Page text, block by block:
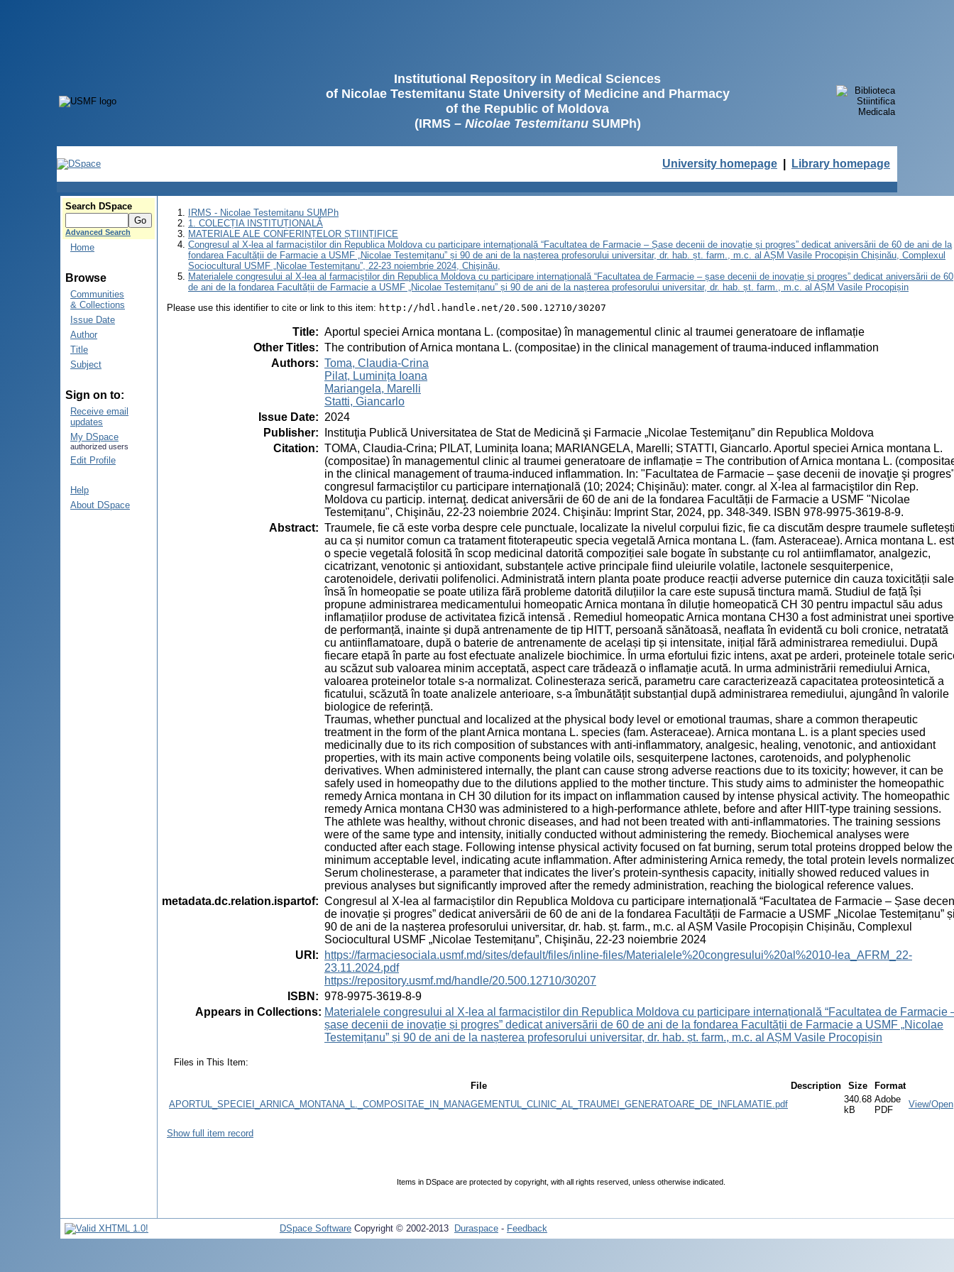
Institutional Repository in Medical Sciences
of Nicolae Testemitanu State University of Medicine and Pharmacy
of the Republic of Moldova
(IRMS – Nicolae TestemitanuSUMPh)
University homepage Library homepage
Search DSpace
Advanced Search
Home
Browse
Communities
& Collections
Issue Date
Author
Title
Subject
Sign on to:
Receive email
updates
My DSpace
authorized users
Edit Profile
Help
About DSpace
IRMS - Nicolae Testemitanu SUMPh
1. COLECȚIA INSTITUȚIONALĂ
MATERIALE ALE CONFERINȚELOR ȘTIINȚIFICE
Congresul al X-lea al farmaciștilor din Republica Moldova cu participare internațională “Facultatea de Farmacie – Șase decenii de inovație și progres” dedicat aniversării de 60 de ani de la
fondarea Facultății de Farmacie a USMF „Nicolae Testemițanu” și 90 de ani de la nașterea profesorului universitar, dr. hab. șt. farm., m.c. al AȘM Vasile Procopișin Chișinău, Complexul
Sociocultural USMF „Nicolae Testemițanu”, 22-23 noiembrie 2024, Chişinău,
Materialele congresului al X-lea al farmaciștilor din Republica Moldova cu participare internațională “Facultatea de Farmacie – șase decenii de inovație și progres” dedicat aniversării de 60
de ani de la fondarea Facultății de Farmacie a USMF „Nicolae Testemițanu” și 90 de ani de la nașterea profesorului universitar, dr. hab. șt. farm., m.c. al AȘM Vasile Procopișin
Please use this identifier to cite or link to this item: http://hdl.handle.net/20.500.12710/30207
Title: Aportul speciei Arnica montana L. (compositae) în managementul clinic al traumei generatoare de inflamație
Other Titles: The contribution of Arnica montana L. (compositae) in the clinical management of trauma-induced inflammation
Authors: Toma, Claudia-Crina
Pilat, Luminița Ioana
Mariangela, Marelli
Statti, Giancarlo
Issue Date: 2024
Publisher:
Instituţia Publică Universitatea de Stat de Medicină şi Farmacie „Nicolae Testemiţanu” din Republica Moldova
Citation: TOMA, Claudia-Crina; PILAT, Luminița Ioana; MARIANGELA, Marelli; STATTI, Giancarlo. Aportul speciei Arnica montana L.
(compositae) în managementul clinic al traumei generatoare de inflamație = The contribution of Arnica montana L.
in the clinical management of trauma-induced inflammation. In: "Facultatea de Farmacie – şase decenii de inovaţie şi
congresul farmaciştilor cu participare internaţională (10; 2024; Chişinău): mater. congr. al X-lea al farmaciştilor din Rep.
Moldova cu particip. internaţ. dedicat aniversării de 60 de ani de la fondarea Facultății de Farmacie a USMF "Nicolae
Testemițanu", Chişinău, 22-23 noiembrie 2024. Chişinău: Imprint Star, 2024, pp. 348-349. ISBN 978-9975-3619-8-9.
Abstract: Traumele, fie că este vorba despre cele punctuale, localizate la nivelul corpului fizic, fie ca discutăm despre traumele
au ca și numitor comun ca tratament fitoterapeutic specia vegetală Arnica montana L. (fam. Asteraceae). Arnica montana L.
o specie vegetală folosită în scop medicinal datorită compoziției sale bogate în substanțe cu rol antiimflamator, analgezic,
cicatrizant, venotonic și antioxidant, substanțele active principale fiind uleiurile volatile, lactonele sesquiterpenice,
carotenoidele, derivatii polifenolici. Administrată intern planta poate produce reacții adverse puternice din cauza toxicității
însă în homeopatie se poate utiliza fără probleme datorită diluțiilor la care este supusă tinctura mamă. Studiul de față își
propune administrarea medicamentului homeopatic Arnica montana în diluție homeopatică CH 30 pentru impactul său adus
inflamațiilor produse de activitatea fizică intensă . Remediul homeopatic Arnica montana CH30 a fost administrat unei sportive
de performanță, inainte și după antrenamente de tip HITT, persoană sănătoasă, neaflata în evidentă cu boli cronice, netratată
cu antiinflamatoare, după o baterie de antrenamente de același tip și intensitate, inițial fără administrarea remediului. După
fiecare etapă în parte au fost efectuate analizele biochimice. În urma efortului fizic intens, axat pe arderi, proteinele totale
au scăzut sub valoarea minim acceptată, aspect care trădează o inflamație acută. In urma administrării remediului Arnica,
valoarea proteinelor totale s-a normalizat. Colinesteraza serică, parametru care caracterizează capacitatea proteosintetică a
ficatului, scăzută în toate analizele anterioare, s-a îmbunătățit substanțial după administrarea remediului, ajungând în valorile
biologice de referință.
Traumas, whether punctual and localized at the physical body level or emotional traumas, share a common therapeutic
treatment in the form of the plant Arnica montana L. species (fam. Asteraceae). Arnica montana L. is a plant species used
medicinally due to its rich composition of substances with anti-inflammatory, analgesic, healing, venotonic, and antioxidant
properties, with its main active components being volatile oils, sesquiterpene lactones, carotenoids, and polyphenolic
derivatives. When administered internally, the plant can cause strong adverse reactions due to its toxicity; however, it can be
safely used in homeopathy due to the dilutions applied to the mother tincture. This study aims to administer the homeopathic
remedy Arnica montana in CH 30 dilution for its impact on inflammation caused by intense physical activity. The homeopathic
remedy Arnica montana CH30 was administered to a high-performance athlete, before and after HIIT-type training sessions.
The athlete was healthy, without chronic diseases, and had not been treated with anti-inflammatories. The training sessions
were of the same type and intensity, initially conducted without administering the remedy. Biochemical analyses were
conducted after each stage. Following intense physical activity focused on fat burning, serum total proteins dropped below the
minimum acceptable level, indicating acute inflammation. After administering Arnica remedy, the total protein levels
Serum cholinesterase, a parameter that indicates the liver's protein-synthesis capacity, initially showed reduced values in
previous analyses but significantly improved after the remedy administration, reaching the biological reference values.
metadata.dc.relation.ispartof: Congresul al X-lea al farmaciștilor din Republica Moldova cu participare internațională “Facultatea de Farmacie – Șase
de inovație și progres” dedicat aniversării de 60 de ani de la fondarea Facultății de Farmacie a USMF „Nicolae Testemițanu”
90 de ani de la nașterea profesorului universitar, dr. hab. șt. farm., m.c. al AȘM Vasile Procopișin Chișinău, Complexul
Sociocultural USMF „Nicolae Testemițanu”, Chişinău, 22-23 noiembrie 2024
URI :
https://farmaciesociala.usmf.md/sites/default/files/inline-files/Materialele%20congresului%20al%2010-lea_AFRM_22-
23.11.2024.pdf
https://repository.usmf.md/handle/20.500.12710/30207
ISBN : 978-9975-3619-8-9
Appears in Collections: Materialele congresului al X-lea al farmaciștilor din Republica Moldova cu participare internațională “Facultatea de Farmacie
șase decenii de inovație și progres” dedicat aniversării de 60 de ani de la fondarea Facultății de Farmacie a USMF „Nicolae
Testemițanu” și 90 de ani de la nașterea profesorului universitar, dr. hab. șt. farm., m.c. al AȘM Vasile Procopișin
Files in This Item:
File Description Size
Format
APORTUL_SPECIEI_ARNICA_MONTANA_L._COMPOSITAE_IN_MANAGEMENTUL_CLINIC_AL_TRAUMEI_GENERATOARE_DE_INFLAMATIE.pdf
340.68
kB
Adobe
PDF
View/Open
Show full item record
Items in DSpace are protected by copyright, with all rights reserved, unless otherwise indicated.
DSpace Software Copyright © 2002-2013 Duraspace - Feedback